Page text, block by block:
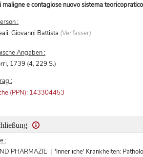
e contagiose nuovo sistema teoricopratico
:
Giovanni Battista (Verfasser)
Angaben :
1739 (4, 229 S.)
:
(PPN): 143304453
:
PHARMAZIE | 'Innerliche' Krankheiten: